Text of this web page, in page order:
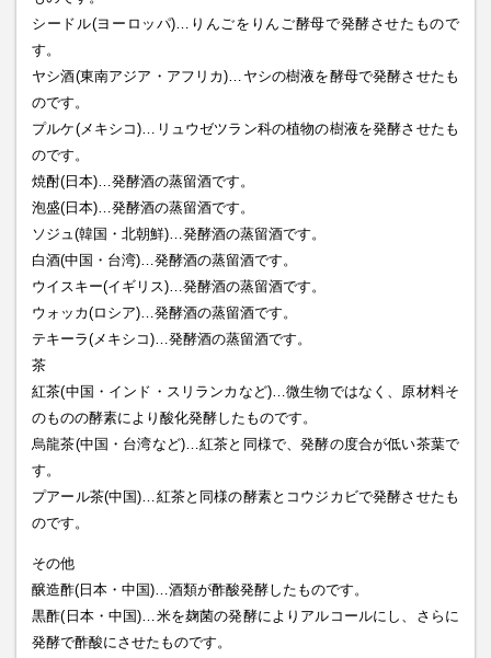
シードル(ヨーロッパ)…りんごをりんご酵母で発酵させたもので
す。
ヤシ酒(東南アジア・アフリカ)…ヤシの樹液を酵母で発酵させたも
のです。
プルケ(メキシコ)…リュウゼツラン科の植物の樹液を発酵させたも
のです。
焼酎(日本)…発酵酒の蒸留酒です。
泡盛(日本)…発酵酒の蒸留酒です。
ソジュ(韓国・北朝鮮)…発酵酒の蒸留酒です。
白酒(中国・台湾)…発酵酒の蒸留酒です。
ウイスキー(イギリス)…発酵酒の蒸留酒です。
ウォッカ(ロシア)…発酵酒の蒸留酒です。
テキーラ(メキシコ)…発酵酒の蒸留酒です。
茶
紅茶(中国・インド・スリランカなど)…微生物ではなく、原材料そ
のものの酵素により酸化発酵したものです。
烏龍茶(中国・台湾など)…紅茶と同様で、発酵の度合が低い茶葉で
す。
プアール茶(中国)…紅茶と同様の酵素とコウジカビで発酵させたも
のです。
その他
醸造酢(日本・中国)…酒類が酢酸発酵したものです。
黒酢(日本・中国)…米を麹菌の発酵によりアルコールにし、さらに
発酵で酢酸にさせたものです。